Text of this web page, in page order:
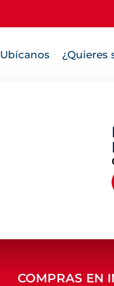
Ubícanos ¿Quieres
COMPRAS EN